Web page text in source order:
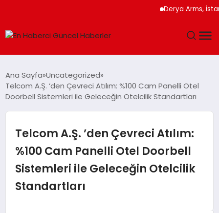
Derya Arms,
SPOR
MAGAZIN
Ana Sayfa Uncategorized
Telcom A.Ş. ’den Çevreci Atılım: %100 Cam Panelli Otel
Doorbell Sistemleri ile Geleceğin Otelcilik Standartları
Telcom A.Ş. ’den Çevreci Atılım:
%100 Cam Panelli Otel Doorbell
Sistemleri ile Geleceğin Otelcilik
Standartları